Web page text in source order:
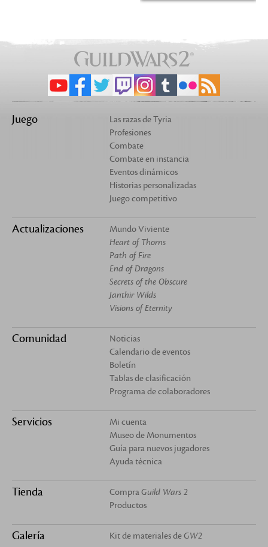
Juego
Las razas de Tyria
Profesiones
Combate
Combate en instancia
Eventos dinámicos
Historias personalizadas
Juego competitivo
Actualizaciones
Mundo Viviente
Heart of Thorns
Path of Fire
End of Dragons
Secrets of the Obscure
Janthir Wilds
Visions of Eternity
Comunidad
Noticias
Calendario de eventos
Boletín
Tablas de clasificación
Programa de colaboradores
Servicios
Mi cuenta
Museo de Monumentos
Guía para nuevos jugadores
Ayuda técnica
Tienda CompraGuild Wars 2
Productos
Galería Kit de materiales deGW2